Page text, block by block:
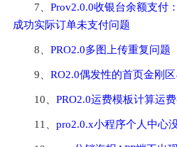
7、 Prov2.0.0收银台余额支付
成功实际订单未支付问题
8、 PRO2.0多图上传重复问题
9、 RO2.0偶发性的首页金刚
10、 PRO2.0运费模板计算运
11、 pro2.0.x小程序个人中心